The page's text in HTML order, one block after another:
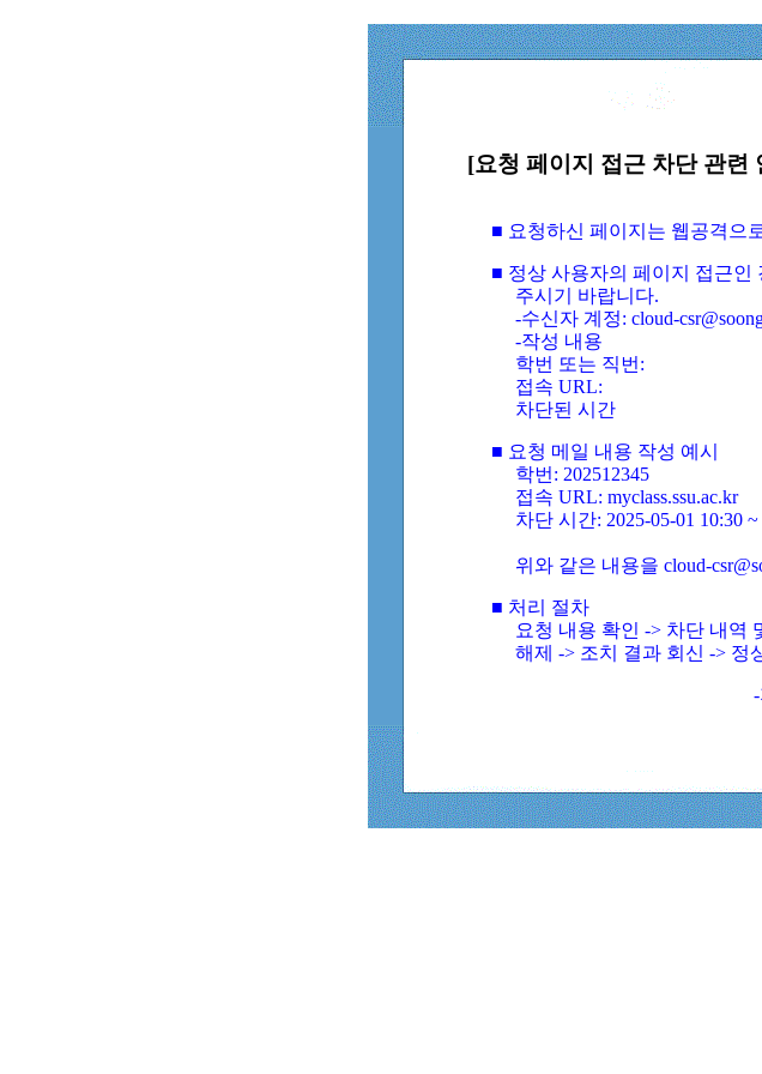
[요청 페이지 접근 차단 관련
■ 요청하신 페이지는 웹공격으
■ 정상 사용자의 페이지 접근인
주시기 바랍니다.
-수신자 계정: cloud-
-작성 내용
학번 또는 직번:
접속 URL:
차단된 시간
■ 요청 메일 내용 작성 예시
학번: 202512345
접속 URL: myclass.ssu.ac.kr
차단 시간: 2025-05-01 10:30 ~
위와 같은 내용을 cloud-
■ 처리 절차
요청 내용 확인 -> 차단 내역
해제 -> 조치 결과 회신 -> 정